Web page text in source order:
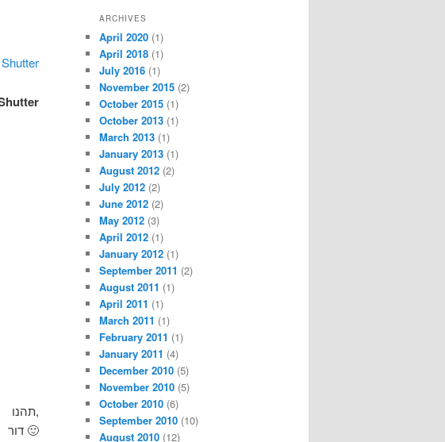
Shutter
תהנו,
דור 🙂
ARCHIVES
April 2020 (1)
April 2018 (1)
July 2016 (1)
November 2015 (2)
October 2015 (1)
October 2013 (1)
March 2013 (1)
January 2013 (1)
August 2012 (2)
July 2012 (2)
June 2012 (2)
May 2012 (3)
April 2012 (1)
January 2012 (1)
September 2011 (2)
August 2011 (1)
April 2011 (1)
March 2011 (1)
February 2011 (1)
January 2011 (4)
December 2010 (5)
November 2010 (5)
October 2010 (6)
September 2010 (10)
August 2010 (12)